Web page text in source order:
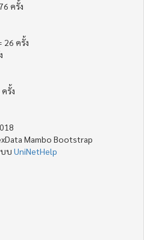
ครั้ง
26 ครั้ง
รั้ง
Mambo Bootstrap
บ UniNetHelp